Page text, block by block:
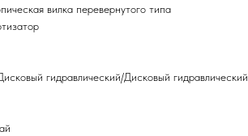
вилка перевернутого типа
гидравлический/Дисковый гидравлический